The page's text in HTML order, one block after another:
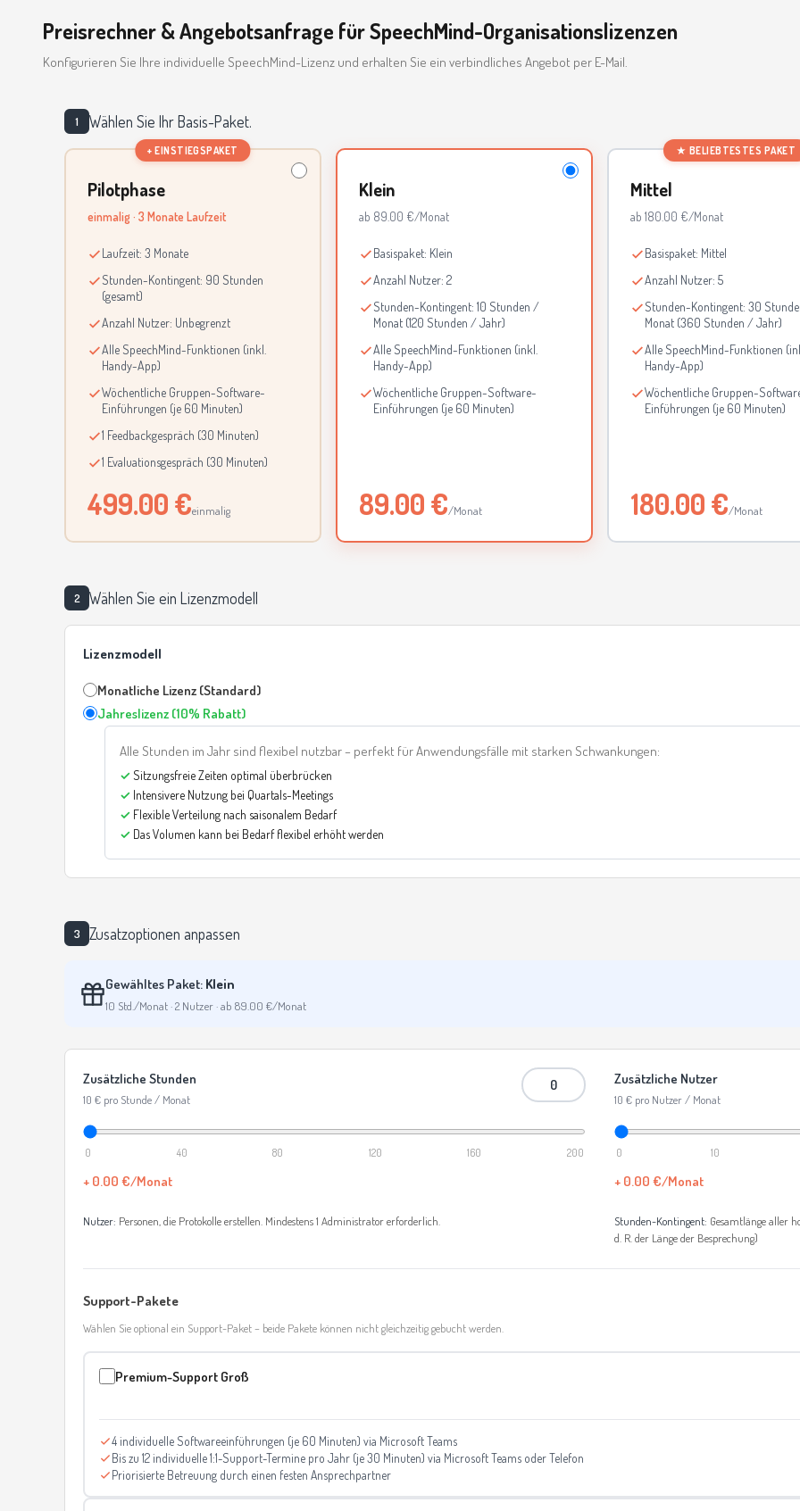
Preisrechner & Angebotsanfrage für SpeechMind-Organisationslizenzen
Konfigurieren Sie Ihre individuelle SpeechMind-Lizenz und erhalten Sie ein verbindliches Angebot per E-Mail.
1 Wählen Sie Ihr Basis-Paket.
+ EINSTIEGSPAKET
Pilotphase
einmalig · 3 Monate Laufzeit
Laufzeit: 3 Monate
Stunden-Kontingent: 90 Stunden
(gesamt)
Anzahl Nutzer: Unbegrenzt
Alle SpeechMind-Funktionen (inkl.
Handy-App)
Wöchentliche Gruppen-Software-
Einführungen (je 60 Minuten)
1 Feedbackgespräch (30 Minuten)
1 Evaluationsgespräch (30 Minuten)
499.00 €einmalig
Klein
ab 89.00 €/Monat
Basispaket: Klein
Anzahl Nutzer: 2
Stunden-Kontingent: 10 Stunden /
Monat (120 Stunden / Jahr)
Alle SpeechMind-Funktionen (inkl.
Handy-App)
Wöchentliche Gruppen-Software-
Einführungen (je 60 Minuten)
89.00 €/Monat
★ BELIEBTESTES PAKET
Mittel
ab 180.00 €/Monat
Basispaket: Mittel
Anzahl Nutzer: 5
Stunden-Kontingent: 30
Monat (360 Stunden / Jahr)
Alle SpeechMind-Funktionen
Handy-App)
Wöchentliche Gruppen-
Einführungen (je 60 Minuten)
180.00 €/Monat
2 Wählen Sie ein Lizenzmodell
Lizenzmodell
Monatliche Lizenz (Standard)
Jahreslizenz (10% Rabatt)
Alle Stunden im Jahr sind flexibel nutzbar – perfekt für Anwendungsfälle mit starken Schwankungen:
Sitzungsfreie Zeiten optimal überbrücken
Intensivere Nutzung bei Quartals-Meetings
Flexible Verteilung nach saisonalem Bedarf
Das Volumen kann bei Bedarf flexibel erhöht werden
3 Zusatzoptionen anpassen
Gewähltes Paket: Klein
10 Std./Monat · 2 Nutzer · ab 89.00 €/Monat
Zusätzliche Stunden
10 € pro Stunde / Monat
0 40 80 120 160 200
+ 0.00 €/Monat
Zusätzliche Nutzer
10 € pro Nutzer / Monat
0 10
+ 0.00 €/Monat
Nutzer: Personen, die Protokolle erstellen. Mindestens 1 Administrator erforderlich. Stunden-Kontingent: Gesamtlänge aller
d. R. der Länge der Besprechung)
Support-Pakete
Wählen Sie optional ein Support-Paket – beide Pakete können nicht gleichzeitig gebucht werden.
Premium-Support Groß
4 individuelle Softwareeinführungen (je 60 Minuten) via Microsoft Teams
Bis zu 12 individuelle 1:1-Support-Termine pro Jahr (je 30 Minuten) via Microsoft Teams oder Telefon
Priorisierte Betreuung durch einen festen Ansprechpartner